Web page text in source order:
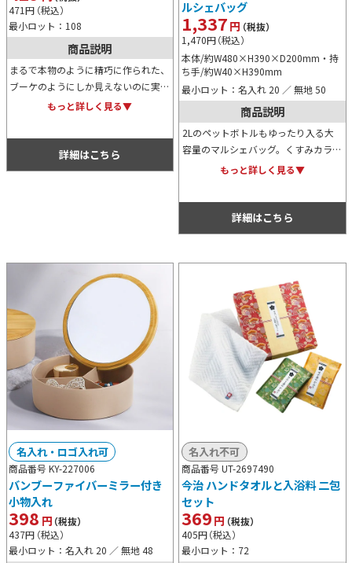
471円（税込）
最小ロット：108
商品説明
まるで本物のように精巧に作られた、
ブーケのようにしか見えないのに実は
入浴剤。飾っても使っても楽しいアイ
品用としても、ノベルティとしてもお
もっと詳しく見る▼
詳細はこちら
ルシェバッグ
1,337円（税抜）
1,470円（税込）
本体/約W480×H390×D200mm・持
ち手/約W40×H390mm
最小ロット：名入れ 20 ／ 無地 50
商品説明
2Lのペットボトルもゆったり入る大
容量のマルシェバッグ。くすみカラー
で丸みがあるシルエットがとてもおし
もっと詳しく見る▼
詳細はこちら
商品番号 KY-227006
バンブーファイバーミラー付き
小物入れ
398 円（税抜）
437円（税込）
最小ロット：名入れ 20 ／ 無地 48
名入れ・ロゴ入れ可
商品番号 UT-2697490
今治 ハンドタオルと入浴料 二包
セット
369円（税抜）
405円（税込）
最小ロット：72
名入れ不可